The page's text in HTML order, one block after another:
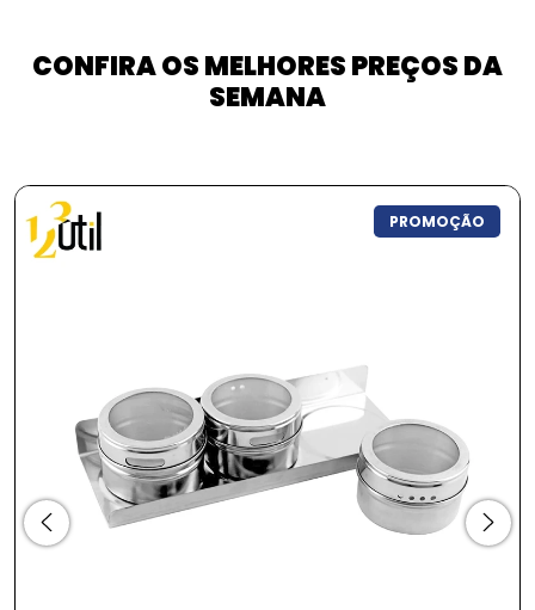
CONFIRA OS MELHORES PREÇOS DA
SEMANA
PROMOÇÃO